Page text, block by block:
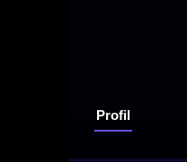
Profil